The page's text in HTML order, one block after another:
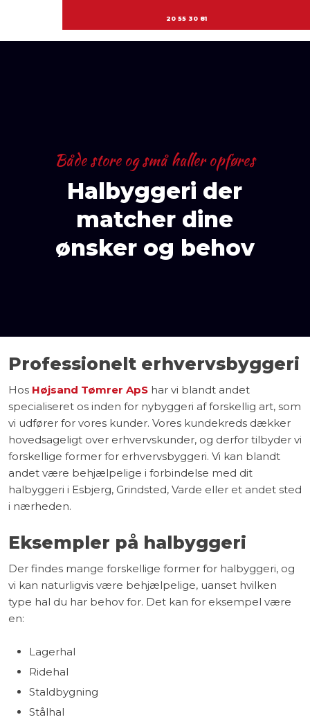
20 55 30 81
Både store og små haller​ opføres
Halbyggeri der
matcher dine
ønsker og behov
Professionelt erhvervsbyggeri
Hos Højsand Tømrer ApShar vi blandt andet
specialiseret os inden for nybyggeri af forskellig art, som
vi udfører for vores kunder. Vores kundekreds dækker
hovedsageligt over erhvervskunder, og derfor tilbyder vi
forskellige former for erhvervsbyggeri. Vi kan blandt
andet være behjælpelige i forbindelse med dit
halbyggeri i Esbjerg, Grindsted, Varde eller et andet sted
i nærheden.
Eksempler på halbyggeri
Der findes mange forskellige former for halbyggeri, og
vi kan naturligvis være behjælpelige, uanset hvilken
type hal du har behov for. Det kan for eksempel være
en:
​Lagerhal
​Ridehal
​Staldbygning
​Stålhal